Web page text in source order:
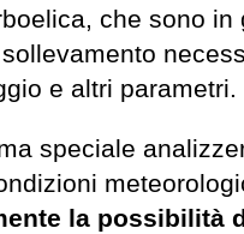
che sono in
e altri parametri.
speciale
la possibilità